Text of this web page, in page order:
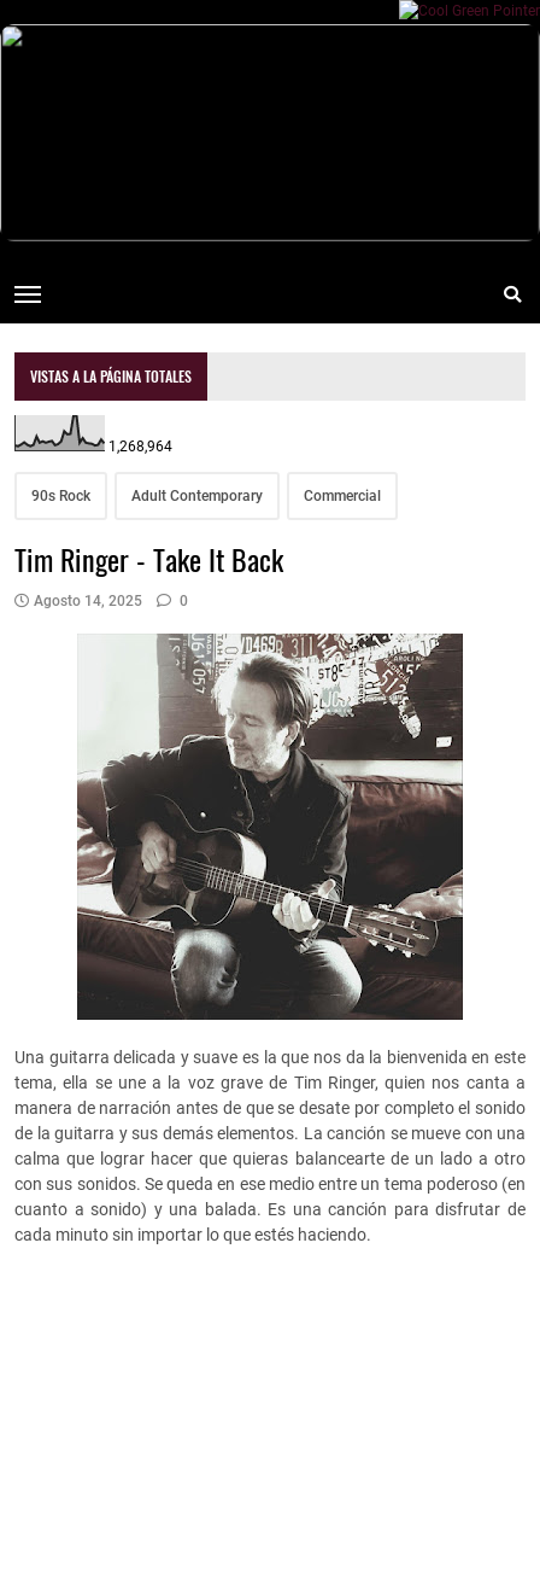
VISTAS A LA PÁGINA TOTALES
1,268,964
90s Rock Adult Contemporary Commercial
Tim Ringer - Take It Back
Agosto 14, 2025 0
Una guitarra delicada y suave es la que nos da la bienvenida en este
tema, ella se une a la voz grave de Tim Ringer, quien nos canta a
manera de narración antes de que se desate por completo el sonido
de la guitarra y sus demás elementos. La canción se mueve con una
calma que lograr hacer que quieras balancearte de un lado a otro
con sus sonidos. Se queda en ese medio entre un tema poderoso (en
cuanto a sonido) y una balada. Es una canción para disfrutar de
cada minuto sin importar lo que estés haciendo.